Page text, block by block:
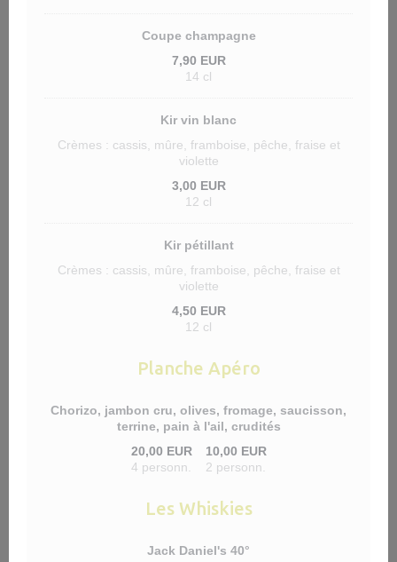
Coupe champagne
7,90 EUR
14 cl
Kir vin blanc
Crèmes : cassis, mûre, framboise, pêche, fraise et
violette
3,00 EUR
12 cl
Kir pétillant
Crèmes : cassis, mûre, framboise, pêche, fraise et
violette
4,50 EUR
12 cl
Planche Apéro
Chorizo, jambon cru, olives, fromage, saucisson,
terrine, pain à l'ail, crudités
20,00 EUR
4 personn.
10,00 EUR
2 personn.
Les Whiskies
Jack Daniel's 40°